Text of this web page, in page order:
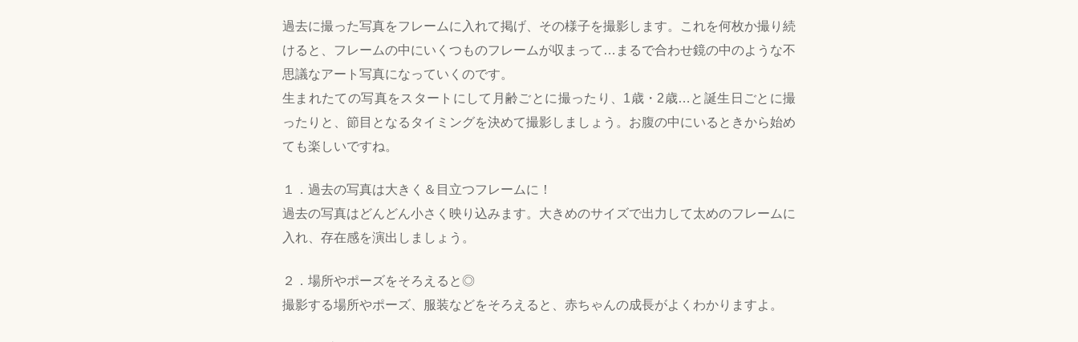
過去に撮った写真をフレームに入れて掲げ、その様子を撮影します。これを何枚か撮り続
けると、フレームの中にいくつものフレームが収まって…まるで合わせ鏡の中のような不
思議なアート写真になっていくのです。
生まれたての写真をスタートにして月齢ごとに撮ったり、1歳・2歳…と誕生日ごとに撮
ったりと、節目となるタイミングを決めて撮影しましょう。お腹の中にいるときから始め
ても楽しいですね。
１．過去の写真は大きく＆目立つフレームに！
過去の写真はどんどん小さく映り込みます。大きめのサイズで出力して太めのフレームに
入れ、存在感を演出しましょう。
２．場所やポーズをそろえると◎
撮影する場所やポーズ、服装などをそろえると、赤ちゃんの成長がよくわかりますよ。